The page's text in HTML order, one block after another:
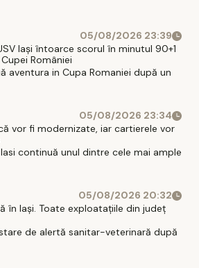
05/08/2026 23:39
Iași întoarce scorul în minutul 90+1
României
aventura in Cupa Romaniei după un
05/08/2026 23:34
vor fi modernizate, iar cartierele vor
continuă unul dintre cele mai ample
05/08/2026 20:32
în Iași. Toate exploatațiile din județ
de alertă sanitar-veterinară după